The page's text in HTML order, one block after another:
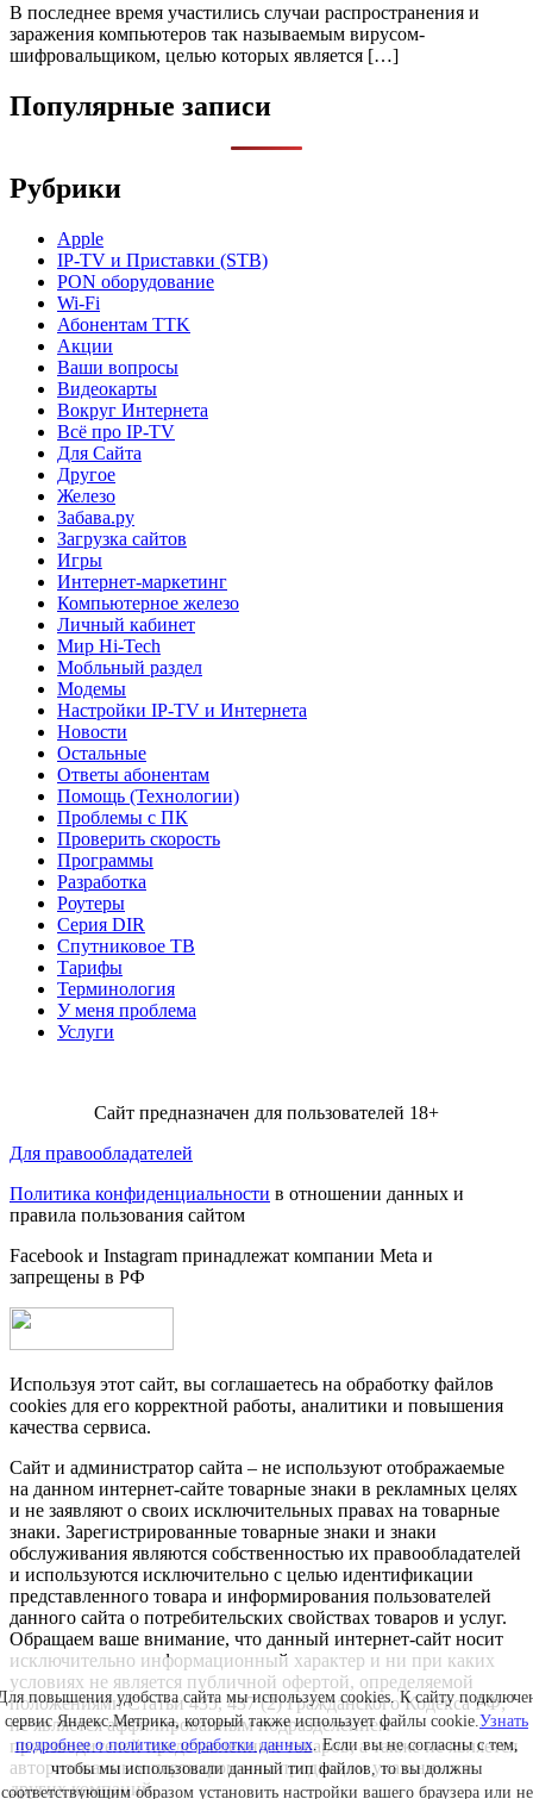
В последнее время участились случаи распространения и
заражения компьютеров так называемым вирусом-
шифровальщиком, целью которых является […]
Популярные записи
Рубрики
Apple
IP-TV и Приставки (STB)
PON оборудование
Wi-Fi
Абонентам TTK
Акции
Ваши вопросы
Видеокарты
Вокруг Интернета
Всё про IP-TV
Для Сайта
Другое
Железо
Забава.ру
Загрузка сайтов
Игры
Интернет-маркетинг
Компьютерное железо
Личный кабинет
Мир Hi-Tech
Мобльный раздел
Модемы
Настройки IP-TV и Интернета
Новости
Остальные
Ответы абонентам
Помощь (Технологии)
Проблемы с ПК
Проверить скорость
Программы
Разработка
Роутеры
Серия DIR
Спутниковое ТВ
Тарифы
Терминология
У меня проблема
Услуги
Сайт предназначен для пользователей 18+
Для правообладателей
Политика конфиденциальности в отношении данных и
правила пользования сайтом
Facebook и Instagram принадлежат компании Metа и
запрещены в РФ
Используя этот сайт, вы соглашаетесь на обработку файлов
cookies для его корректной работы, аналитики и повышения
качества сервиса.
Сайт и администратор сайта – не используют отображаемые
на данном интернет-сайте товарные знаки в рекламных целях
и не заявляют о своих исключительных правах на товарные
знаки. Зарегистрированные товарные знаки и знаки
обслуживания являются собственностью их правообладателей
и используются исключительно с целью идентификации
представленного товара и информирования пользователей
данного сайта о потребительских свойствах товаров и услуг.
Обращаем ваше внимание, что данный интернет-сайт носит
исключительно информационный характер и ни при каких
условиях не является публичной офертой, определяемой
положениями Статьи 435, 437 (2) Гражданского Кодекса РФ;
не является аффилированным подразделением
производителей представленных товаров, а также не является
авторизованным партнером или продавцом указанных и
других компаний.
повышения удобства сайта мы используем cookies. К сайту
сервис Яндекс.Метрика, который также использует файлы cookie.Узнать
подробнее о политике обработки данных. Если вы не согласны с тем,
чтобы мы использовали данный тип файлов, то вы должны
соответствующим образом установить настройки вашего браузера или не